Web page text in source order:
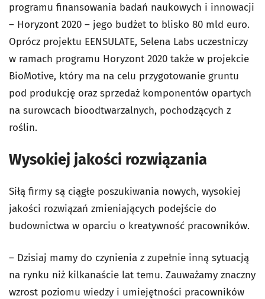
programu finansowania badań naukowych i innowacji
– Horyzont 2020 – jego budżet to blisko 80 mld euro.
Oprócz projektu EENSULATE, Selena Labs uczestniczy
w ramach programu Horyzont 2020 także w projekcie
BioMotive, który ma na celu przygotowanie gruntu
pod produkcję oraz sprzedaż komponentów opartych
na surowcach bioodtwarzalnych, pochodzących z
roślin.
Wysokiej jakości rozwiązania
Siłą firmy są ciągłe poszukiwania nowych, wysokiej
jakości rozwiązań zmieniających podejście do
budownictwa w oparciu o kreatywność pracowników.
– Dzisiaj mamy do czynienia z zupełnie inną sytuacją
na rynku niż kilkanaście lat temu. Zauważamy znaczny
wzrost poziomu wiedzy i umiejętności pracowników